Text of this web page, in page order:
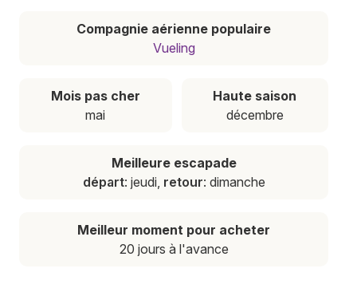
Compagnie aérienne populaire
Vueling
Mois pas cher
mai
Haute saison
décembre
Meilleure escapade
départ: jeudi, retour: dimanche
Meilleur moment pour acheter
20 jours à l'avance